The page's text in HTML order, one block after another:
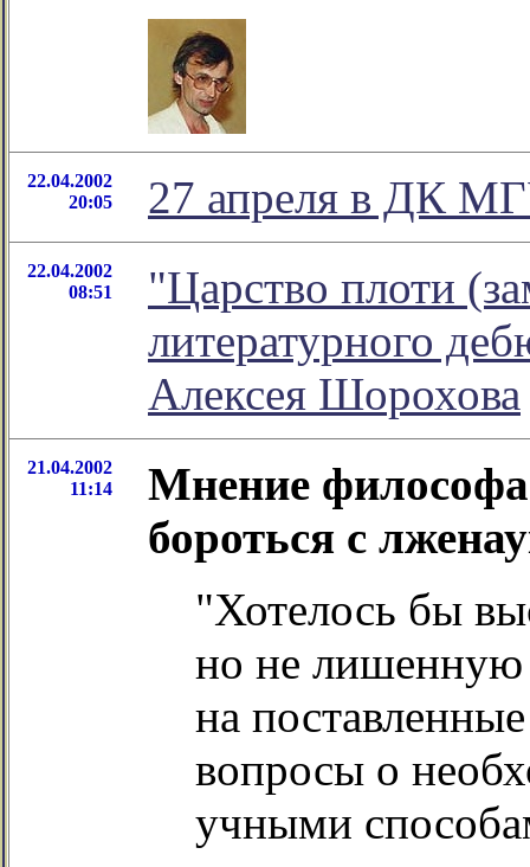
22.04.2002
20:05
27 апреля в ДК
22.04.2002
08:51
"Царство плоти
литературного
Алексея Шорохова
21.04.2002
11:14
Мнение
бороться с
"Хотелось бы
но не лишенную
на
вопросы о
учными